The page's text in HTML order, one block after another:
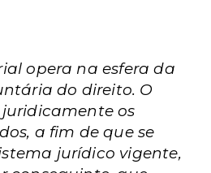
opera na esfera da
do direito. O
os
a fim de que se
jurídico vigente,